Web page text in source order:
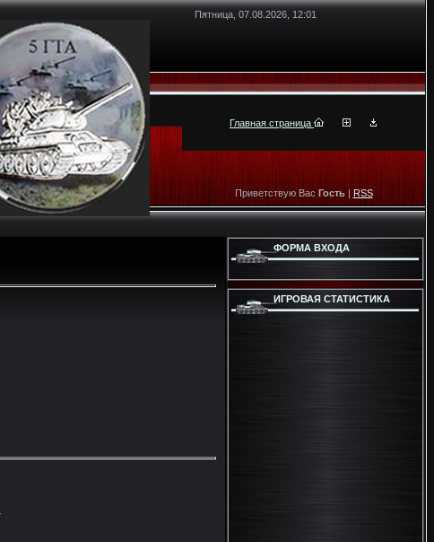
Пятница, 07.08.2026, 12:01
Главная страница
Приветствую Вас Гость| RSS
ФОРМА ВХОДА
ИГРОВАЯ СТАТИСТИКА